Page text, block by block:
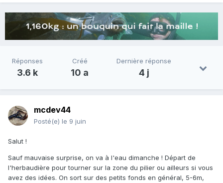
Réponses
3.6 k
Créé
10 a
Dernière réponse
4 j
mcdev44
Posté(e) le 9 juin
Salut !
Sauf mauvaise surprise, on va à l'eau dimanche ! Départ de
l'herbaudière pour tourner sur la zone du pilier ou ailleurs si vous
avez des idées. On sort sur des petits fonds en général, 5-6m,